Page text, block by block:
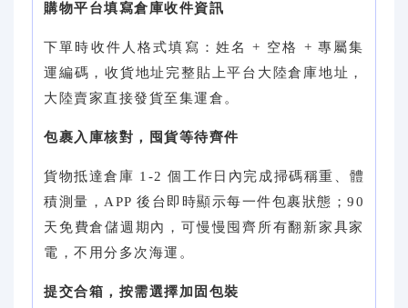
購物平台填寫倉庫收件資訊
下單時收件人格式填寫：姓名 + 空格 + 專屬集
運編碼，收貨地址完整貼上平台大陸倉庫地址，
大陸賣家直接發貨至集運倉。
包裹入庫核對，囤貨等待齊件
貨物抵達倉庫 1-2 個工作日內完成掃碼稱重、體
積測量，APP 後台即時顯示每一件包裹狀態；90
天免費倉儲週期內，可慢慢囤齊所有翻新家具家
電，不用分多次海運。
提交合箱，按需選擇加固包裝